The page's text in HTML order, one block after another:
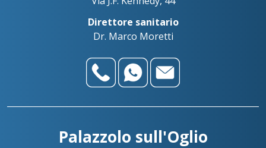
Direttore sanitario
Dr. Marco Moretti
Palazzolo sull'Oglio